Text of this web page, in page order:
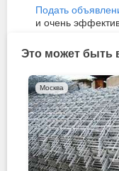
Подать
и очень
Это может быть
Москва